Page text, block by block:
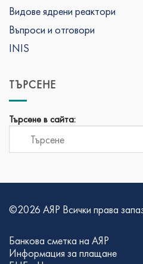
Видове ядрени реактори
Въпроси и отговори
INIS
ТЪРСЕНЕ
Търсене в сайта:
©2026 АЯР Всички права
Банкова сметка на АЯР
Информация за плащане